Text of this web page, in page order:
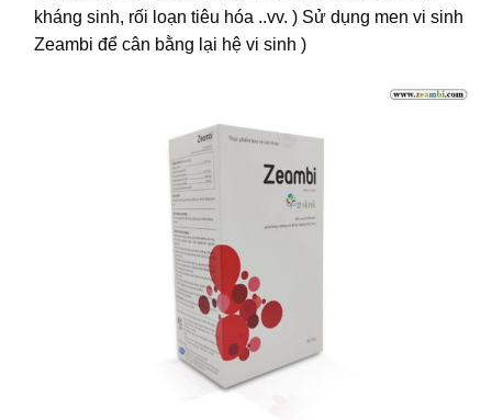
kháng sinh, rối loạn tiêu hóa ..vv. ) Sử dụng men vi sinh
Zeambi để cân bằng lại hệ vi sinh )